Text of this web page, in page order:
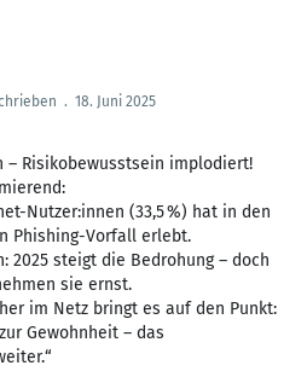
. 18. Juni 2025
– Risikobewusstsein implodiert!
Nutzer:innen (33,5 %) hat in den
Phishing-Vorfall erlebt.
2025 steigt die Bedrohung – doch
sie ernst.
im Netz bringt es auf den Punkt:
Gewohnheit – das